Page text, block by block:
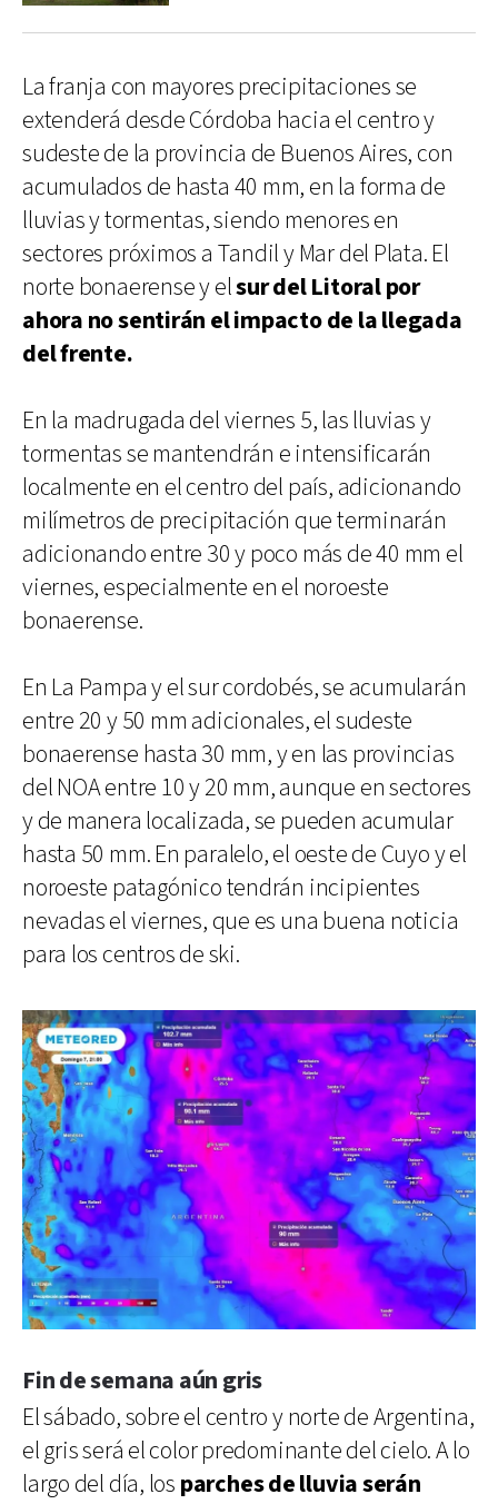
La franja con mayores precipitaciones se
extenderá desde Córdoba hacia el centro y
sudeste de la provincia de Buenos Aires, con
acumulados de hasta 40 mm, en la forma de
lluvias y tormentas, siendo menores en
sectores próximos a Tandil y Mar del Plata. El
norte bonaerense y elsur del Litoral por
ahora no sentirán el impacto de la llegada
del frente.
En la madrugada del viernes 5, las lluvias y
tormentas se mantendrán e intensificarán
localmente en el centro del país, adicionando
milímetros de precipitación que terminarán
adicionando entre 30 y poco más de 40 mm el
viernes, especialmente en el noroeste
bonaerense.
En La Pampa y el sur cordobés, se acumularán
entre 20 y 50 mm adicionales, el sudeste
bonaerense hasta 30 mm, y en las provincias
del NOA entre 10 y 20 mm, aunque en sectores
y de manera localizada, se pueden acumular
hasta 50 mm. En paralelo, el oeste de Cuyo y el
noroeste patagónico tendrán incipientes
nevadas el viernes, que es una buena noticia
para los centros de ski.
Fin de semana aún gris
El sábado, sobre el centro y norte de Argentina,
el gris será el color predominante del cielo. A lo
largo del día, los parches de lluvia serán